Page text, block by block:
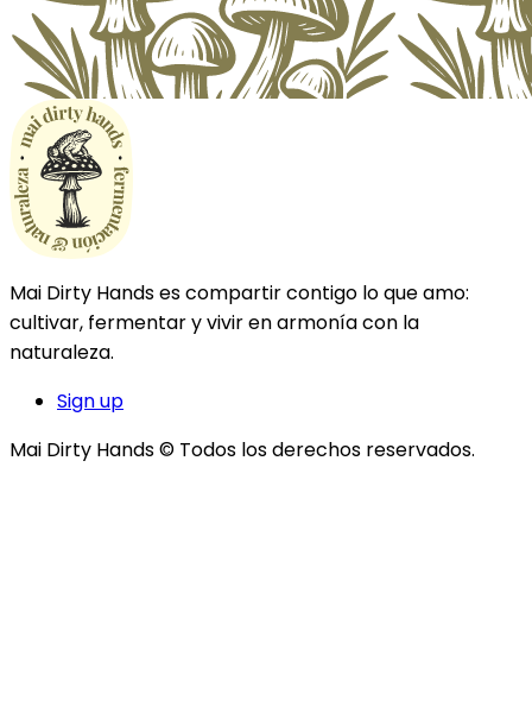
Mai Dirty Hands es compartir contigo lo que amo:
cultivar, fermentar y vivir en armonía con la
naturaleza.
Sign up
Mai Dirty Hands © Todos los derechos reservados.